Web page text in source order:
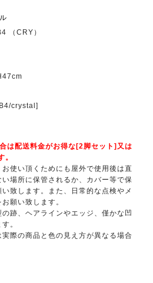
（CRY）
crystal]
は配送料金がお得な[2脚セット]又は
。
使い頂くためにも屋外で使用後は直
場所に保管されるか、カバー等で保
致します。また、日常的な点検やメ
願い致します。
跡、ヘアラインやエッジ、僅かな凹
。
際の商品と色の見え方が異なる場合